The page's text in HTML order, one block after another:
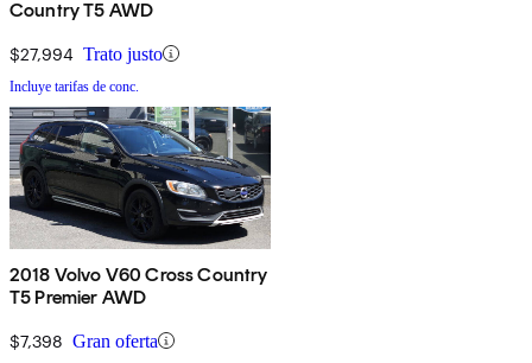
Country T5 AWD
$27,994 Trato justo
Incluye tarifas de conc.
2018 Volvo V60 Cross Country
T5 Premier AWD
$7,398 Gran oferta